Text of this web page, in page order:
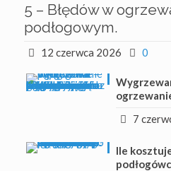
5 – Błędów w
podłogowym.
12 czerwca 2026 0
7
Ile